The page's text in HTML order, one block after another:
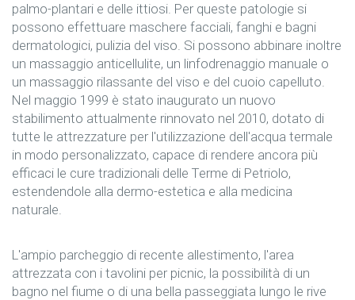
palmo-plantari e delle ittiosi. Per queste patologie si
possono effettuare maschere facciali, fanghi e bagni
dermatologici, pulizia del viso. Si possono abbinare inoltre
un massaggio anticellulite, un linfodrenaggio manuale o
un massaggio rilassante del viso e del cuoio capelluto.
Nel maggio 1999 è stato inaugurato un nuovo
stabilimento attualmente rinnovato nel 2010, dotato di
tutte le attrezzature per l'utilizzazione dell'acqua termale
in modo personalizzato, capace di rendere ancora più
efficaci le cure tradizionali delle Terme di Petriolo,
estendendole alla dermo-estetica e alla medicina
naturale.
L'ampio parcheggio di recente allestimento, l'area
attrezzata con i tavolini per picnic, la possibilità di un
bagno nel fiume o di una bella passeggiata lungo le rive